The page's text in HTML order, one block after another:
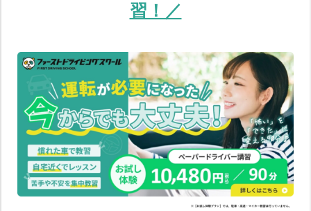
習！／